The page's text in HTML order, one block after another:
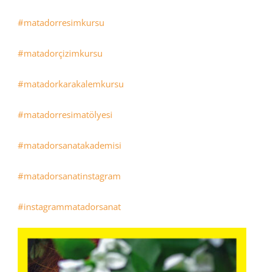
#matadorresimkursu
#matadorçizimkursu
#matadorkarakalemkursu
#matadorresimatölyesi
#matadorsanatakademisi
#matadorsanatinstagram
#instagrammatadorsanat